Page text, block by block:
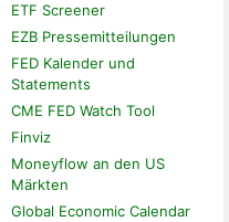
ETF Screener
EZB Pressemitteilungen
FED Kalender und
Statements
CME FED Watch Tool
Finviz
Moneyflow an den US
Märkten
Global Economic Calendar